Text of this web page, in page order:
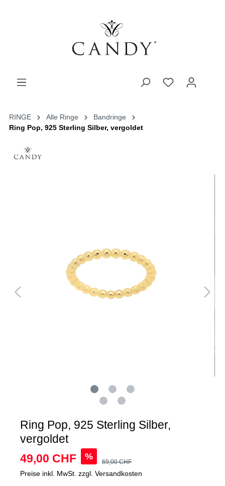
RINGE Alle Ringe
Bandringe
Ring Pop, 925 Sterling Silber, vergoldet
Ring Pop, 925 Sterling Silber,
vergoldet
49,00 CHF
%
69,00 CHF
Preise inkl. MwSt. zzgl. Versandkosten